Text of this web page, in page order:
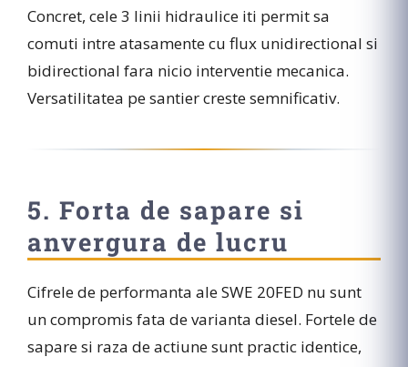
Concret, cele 3 linii hidraulice iti permit sa
comuti intre atasamente cu flux unidirectional si
bidirectional fara nicio interventie mecanica.
Versatilitatea pe santier creste semnificativ.
5. Forta de sapare si
anvergura de lucru
Cifrele de performanta ale SWE 20FED nu sunt
un compromis fata de varianta diesel. Fortele de
sapare si raza de actiune sunt practic identice,